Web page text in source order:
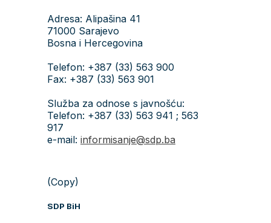
Adresa: Alipašina 41
71000 Sarajevo
Bosna i Hercegovina
Telefon: +387 (33) 563 900
Fax: +387 (33) 563 901
Služba za odnose s javnošću:
Telefon: +387 (33) 563 941 ; 563
917
e-mail: informisanje@sdp.ba
(Copy)
SDP BiH